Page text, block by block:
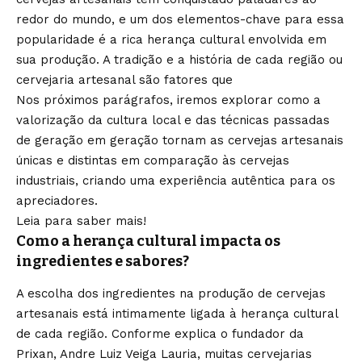
redor do mundo, e um dos elementos-chave para essa
popularidade é a rica herança cultural envolvida em
sua produção. A tradição e a história de cada região ou
cervejaria artesanal são fatores que
Nos próximos parágrafos, iremos explorar como a
valorização da cultura local e das técnicas passadas
de geração em geração tornam as cervejas artesanais
únicas e distintas em comparação às cervejas
industriais, criando uma experiência autêntica para os
apreciadores.
Leia para saber mais!
Como a herança cultural impacta os
ingredientes e sabores?
A escolha dos ingredientes na produção de cervejas
artesanais está intimamente ligada à herança cultural
de cada região. Conforme explica o fundador da
Prixan, Andre Luiz Veiga Lauria, muitas cervejarias